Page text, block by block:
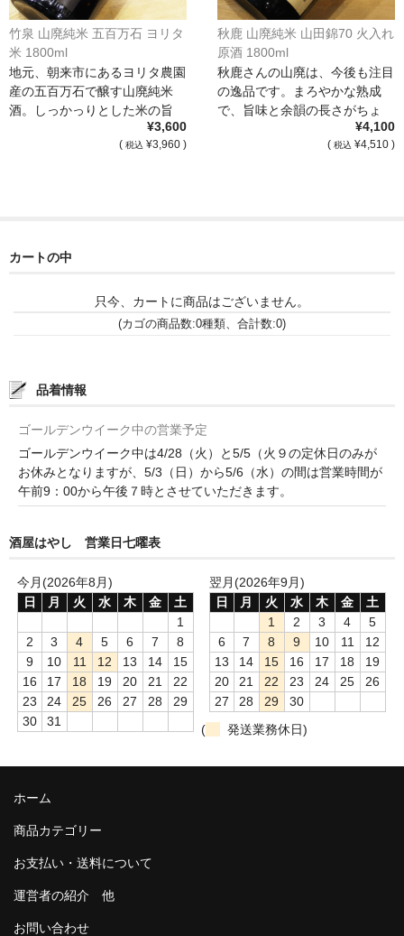
Roblet Monnot（ﾛﾌﾞﾚ･ﾓﾉ）
France Cotes du Rhone /ﾌﾗﾝｽ･ｺｰﾄ･ﾃﾞｭ･ﾛｰﾇ
Les Vignerons d’Estezargues（ｴｽﾃｻﾞﾙｸﾞ協同組合）
Les Champs Libres（ﾚ･ｼｬﾝ･ﾘｰﾌﾞﾙ）
Domaine des Bois Lucas（ﾄﾞﾒｰﾇ･ﾃﾞ･ﾎﾞｱ･ﾙｶ）
Abruzzo/ｱﾌﾞﾙｯﾂｫ州
Fabulas（ﾌｧﾋﾞｭﾗｽ）
United States of America / ｱﾒﾘｶ合衆国
Broc Cellars（ﾌﾞﾛｯｸ・ｾﾗｰｽﾞ）
和-リキュール
ひやおろし
たまり
キッコウトミ
南蔵商店
竹泉 山廃純米 五百万石 ヨリタ
米 1800ml
地元、朝来市にあるヨリタ農園
産の五百万石で醸す山廃純米
酒。しっかっりとした米の旨
¥3,600
( 税込 ¥3,960 )
秋鹿 山廃純米 山田錦70 火入れ
原酒 1800ml
秋鹿さんの山廃は、今後も注目
の逸品です。まろやかな熟成
で、旨味と余韻の長さがちょ
¥4,100
( 税込 ¥4,510 )
カートの中
只今、カートに商品はございません。
(カゴの商品数:0種類、合計数:0)
品着情報
ゴールデンウイーク中の営業予定
ゴールデンウイーク中は4/28（火）と5/5（火９の定休日のみが
お休みとなりますが、5/3（日）から5/6（水）の間は営業時間が
午前9：00から午後７時とさせていただきます。
酒屋はやし 営業日七曜表
今月(2026年8月)
日
月 火 水 木 金
土
1
2
3 4 5 6 7
8
9
10 11 12 13 14
15
16
17 18 19 20 21
22
23
24 25 26 27 28
29
30
31
翌月(2026年9月)
日
月 火 水 木 金
土
1
2 3 4
5
6
7 8 9 10 11
12
13
14 15 16 17 18
19
20
21 22 23 24 25
26
27
28 29
30
(
発送業務休日)
ホーム
商品カテゴリー
お支払い・送料について
運営者の紹介 他
お問い合わせ